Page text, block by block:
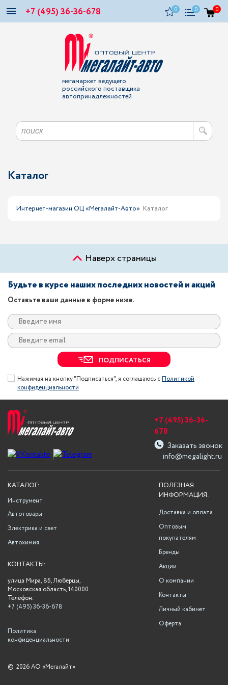
+7 (495) 36-36-678 0 0 0
мегамаркет ведущего
российского поставщика
автопринадлежностей
Каталог
Интернет-магазин ОЦ «Мегалайт-Авто» Каталог
Наверх страницы
Будьте в курсе наших последних новостей и акций
Оставьте ваши данные в форме ниже.
ПОДПИСАТЬСЯ
Нажимая на кнопку "Подписаться", я соглашаюсь сПолитикой
конфиденциальности
info@megalight.ru
+7 (495) 36-36-
678
Заказать звонок
ПОЛЕЗНАЯ
ИНФОРМАЦИЯ:
Доставка и оплата
Оптовым
покупателям
Бренды
Акции
О компании
Контакты
Личный кабинет
Оферта
КАТАЛОГ:
Инструмент
Автотовары
Электрика и свет
Автохимия
КОНТАКТЫ:
улица Мира, 8Б, Люберцы,
Московская область, 140000
Телефон:
+7 (495) 36-36-678
Политика
конфиденциальности
© 2026 АО «Мегалайт»